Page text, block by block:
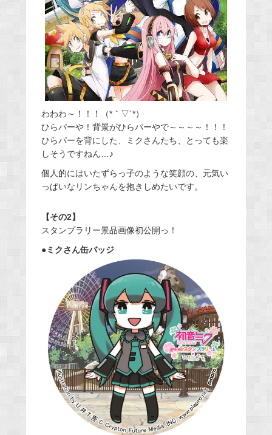
わわわ～！！！（*｀▽´*）
ひらパーや！背景がひらパーやで～～～～！！！
ひらパーを背にした、ミクさんたち、とっても楽
しそうですねん…♪
個人的にはいたずらっ子のような笑顔の、元気い
っぱいなリンちゃんを抱きしめたいです。
【その2】
スタンプラリー景品画像初公開っ！
●ミクさん缶バッジ